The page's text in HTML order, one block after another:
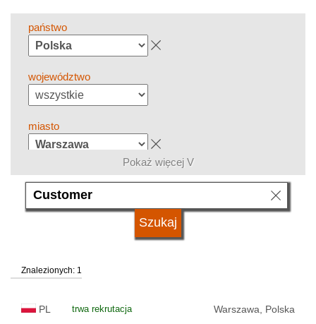
państwo
województwo
miasto
grupa kierunków
system studiów
Pokaż więcej V
Znalezionych: 1
PL trwa rekrutacja Warszawa, Polska